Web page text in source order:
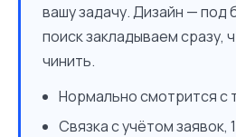
вашу задачу. Дизайн — под
поиск закладываем сразу,
чинить.
Нормально смотрится с
Связка с учётом заявок,